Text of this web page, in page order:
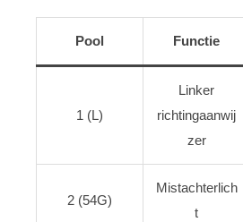
Pool Functie
1 (L)
Linker
richtingaanwij
zer
2 (54G)
Mistachterlich
t